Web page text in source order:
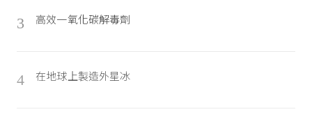
3 高效一氧化碳解毒劑
4 在地球上製造外星冰